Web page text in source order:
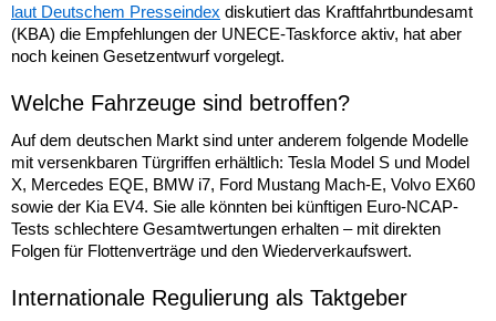
laut Deutschem Presseindex diskutiert das Kraftfahrtbundesamt
(KBA) die Empfehlungen der UNECE-Taskforce aktiv, hat aber
noch keinen Gesetzentwurf vorgelegt.
Welche Fahrzeuge sind betroffen?
Auf dem deutschen Markt sind unter anderem folgende Modelle
mit versenkbaren Türgriffen erhältlich: Tesla Model S und Model
X, Mercedes EQE, BMW i7, Ford Mustang Mach-E, Volvo EX60
sowie der Kia EV4. Sie alle könnten bei künftigen Euro-NCAP-
Tests schlechtere Gesamtwertungen erhalten – mit direkten
Folgen für Flottenverträge und den Wiederverkaufswert.
Internationale Regulierung als Taktgeber